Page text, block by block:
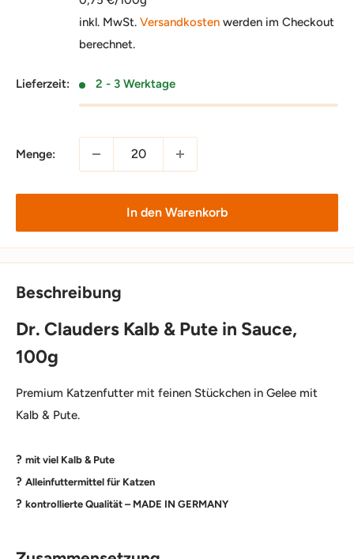
inkl. MwSt. Versandkosten werden im Checkout
berechnet.
Lieferzeit: 2 - 3 Werktage
Menge:
In den Warenkorb
Beschreibung
Dr. Clauders Kalb & Pute in Sauce,
100g
Premium Katzenfutter mit feinen Stückchen in Gelee mit
Kalb & Pute.
? mit viel Kalb & Pute
? Alleinfuttermittel für Katzen
? kontrollierte Qualität – MADE IN GERMANY